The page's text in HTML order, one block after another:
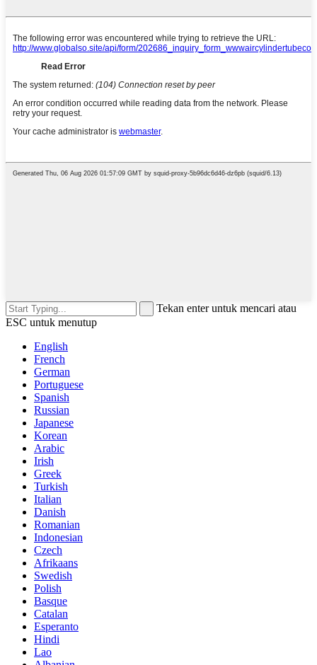
Tekan enter untuk mencari atau
ESC untuk menutup
English
French
German
Portuguese
Spanish
Russian
Japanese
Korean
Arabic
Irish
Greek
Turkish
Italian
Danish
Romanian
Indonesian
Czech
Afrikaans
Swedish
Polish
Basque
Catalan
Esperanto
Hindi
Lao